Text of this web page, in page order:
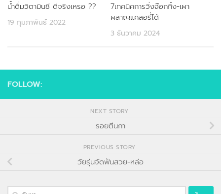
น้ำดื่มวิตามินซี ดีจริงเหรอ ??
19 กุมภาพันธ์ 2022
7เทคนิคการวิ่งจ๊อกกิ้ง-เผา
ผลาญแคลอรี่ได้
3 ธันวาคม 2024
FOLLOW:
NEXT STORY
รอยตีนกา
PREVIOUS STORY
วัยรุ่นจัดฟันสวย-หล่อ
ค้นหา